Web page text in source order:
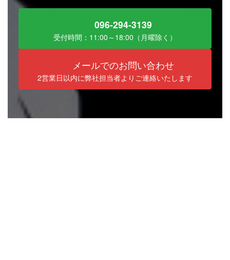
096-294-3139
受付時間：11:00～18:00（月曜除く）
メールでのお問い合わせ
2営業日以内に弊社担当者よりご連絡いたします